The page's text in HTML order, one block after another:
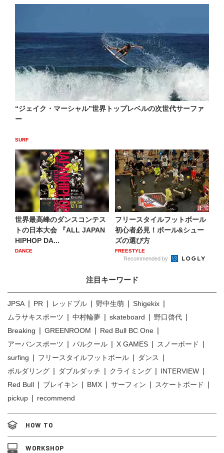
“ジェイク・マーシャル”世界トップレベルの次世代サーファ
ー
SURF
世界最高峰のダンスコンテス
トの日本大会 『ALL JAPAN
HIPHOP DA...
DANCE
フリースタイルフットボール
初心者必見！ボール&シュー
ズの選び方
FREESTYLE
Recommended by
注目キーワード
JPSA PR レッドブル 野中生萌
Shigekix
ムラサキスポーツ
中村輪夢 skateboard
野口啓代
Breaking
GREENROOM
Red Bull BC One
アーバンスポーツ
パルクール X GAMES
スノーボード
surfing
フリースタイルフットボール
ダンス
ボルダリング
ダブルダッチ クライミング
INTERVIEW
Red Bull
ブレイキン BMX サーフィン
スケートボード
pickup
recommend
HOW TO
WORKSHOP